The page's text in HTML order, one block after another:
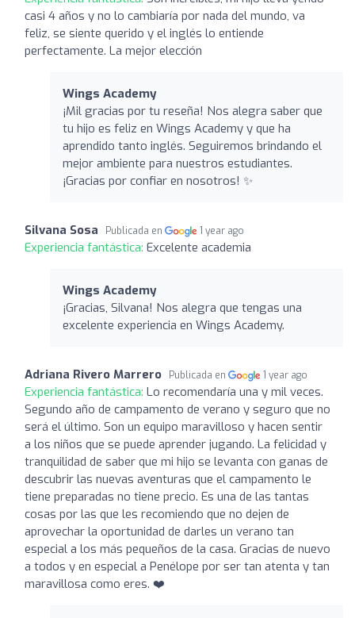
casi 4 años y no lo cambiaría por nada del mundo, va
feliz, se siente querido y el inglés lo entiende
perfectamente. La mejor elección
Wings Academy
¡Mil gracias por tu reseña! Nos alegra saber que
tu hijo es feliz en Wings Academy y que ha
aprendido tanto inglés. Seguiremos brindando el
mejor ambiente para nuestros estudiantes.
¡Gracias por confiar en nosotros! ✨
Silvana Sosa Publicada en 1 year ago
Experiencia fantástica: Excelente academia
Wings Academy
¡Gracias, Silvana! Nos alegra que tengas una
excelente experiencia en Wings Academy.
Adriana Rivero Marrero Publicada en 1 year ago
Experiencia fantástica: Lo recomendaría una y mil veces.
Segundo año de campamento de verano y seguro que no
será el último. Son un equipo maravilloso y hacen sentir
a los niños que se puede aprender jugando. La felicidad y
tranquilidad de saber que mi hijo se levanta con ganas de
descubrir las nuevas aventuras que el campamento le
tiene preparadas no tiene precio. Es una de las tantas
cosas por las que les recomiendo que no dejen de
aprovechar la oportunidad de darles un verano tan
especial a los más pequeños de la casa. Gracias de nuevo
a todos y en especial a Penélope por ser tan atenta y tan
maravillosa como eres. ❤️